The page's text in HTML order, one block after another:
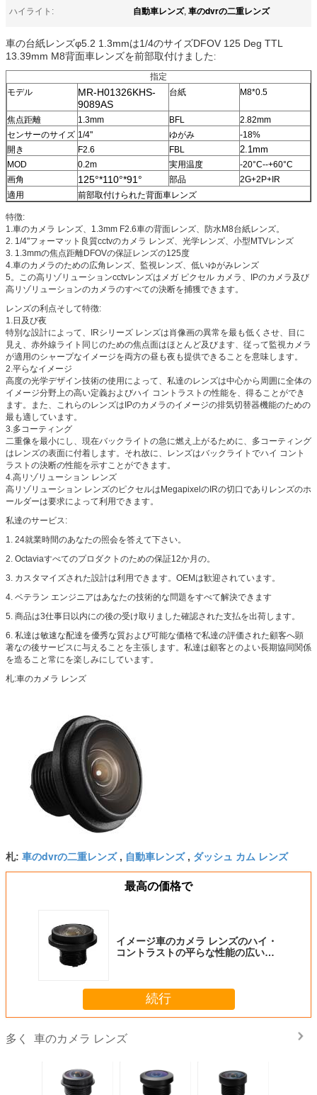
ハイライト:
自動車レンズ, 車のdvrの二重レンズ
車の台紙レンズφ5.2 1.3mmは1/4のサイズDFOV 125 Deg TTL
13.39mm M8背面車レンズを前部取付けました :
指定
モデル
MR-H01326KHS-
9089AS
台紙 M8*0.5
焦点距離 1.3mm BFL
2.82mm
センサーのサイズ 1/4" ゆがみ
-18%
開き
F2.6 FBL 2.1mm
MOD 0.2m 実用温度
-20°C--+60°C
画角
125°*110°*91° 部品
2G+2P+IR
適用
前部取付けられた背面車レンズ
特徴:
1.車のカメラ レンズ、1.3mm F2.6車の背面レンズ、防水M8台紙レンズ。
2. 1/4"フォーマット良質cctvのカメラ レンズ、光学レンズ、小型MTVレンズ
3. 1.3mmの焦点距離DFOVの保証レンズの125度
4.車のカメラのための広角レンズ、監視レンズ、低いゆがみレンズ
5。この高リゾリューションcctvレンズはメガ ピクセル カメラ、IPのカメラ及び
高リゾリューションのカメラのすべての決断を捕獲できます。
レンズの利点そして特徴:
1.日及び夜
特別な設計によって、IRシリーズ レンズは肖像画の異常を最も低くさせ、目に
見え、赤外線ライト同じのための焦点面はほとんど及びます、従って監視カメラ
が適用のシャープなイメージを両方の昼も夜も提供できることを意味します。
2.平らなイメージ
高度の光学デザイン技術の使用によって、私達のレンズは中心から周囲に全体の
イメージ分野上の高い定義およびハイ コントラストの性能を、得ることができ
ます。また、これらのレンズはIPのカメラのイメージの排気切替器機能のための
最も適しています。
3.多コーティング
二重像を最小にし、現在バックライトの急に燃え上がるために、多コーティング
はレンズの表面に付着します。それ故に、レンズはバックライトでハイ コント
ラストの決断の性能を示すことができます。
4.高リゾリューション レンズ
高リゾリューション レンズのピクセルはMegapixelのIRの切口でありレンズのホ
ールダーは要求によって利用できます。
私達のサービス:
1. 24就業時間のあなたの照会を答えて下さい。
2. Octaviaすべてのプロダクトのための保証12か月の。
3. カスタマイズされた設計は利用できます。OEMは歓迎されています。
4. ベテラン エンジニアはあなたの技術的な問題をすべて解決できます
5. 商品は3仕事日以内にの後の受け取りました確認された支払を出荷します。
6. 私達は敏速な配達を優秀な質および可能な価格で私達の評価された顧客へ顕
著なの後サービスに与えることを主張します。私達は顧客とのよい長期協同関係
を造ること常にを楽しみにしています。
札:車のカメラ レンズ
札: 車のdvrの二重レンズ, 自動車レンズ, ダッシュ カム レンズ
最高の価格で
イメージ車のカメラ レンズのハイ・
コントラストの平らな性能の広い実
続行
多く 車のカメラ レンズ